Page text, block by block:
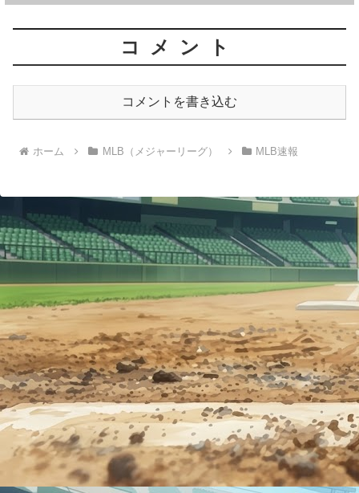
コメント
コメントを書き込む
ホーム MLB（メジャーリーグ） MLB速報